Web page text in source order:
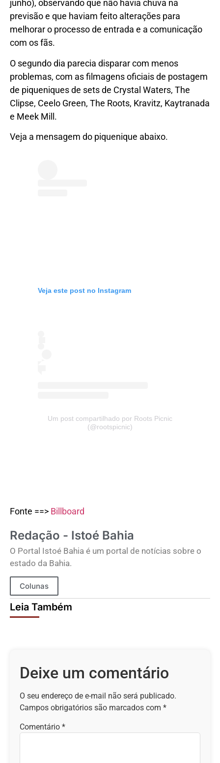
junho), observando que não havia chuva na
previsão e que haviam feito alterações para
melhorar o processo de entrada e a comunicação
com os fãs.
O segundo dia parecia disparar com menos
problemas, com as filmagens oficiais de postagem
de piqueniques de sets de Crystal Waters, The
Clipse, Ceelo Green, The Roots, Kravitz, Kaytranada
e Meek Mill.
Veja a mensagem do piquenique abaixo.
Veja este post no Instagram
Um post compartilhado por Roots Picnic
(@rootspicnic)
Fonte ==> Billboard
Redação - Istoé Bahia
O Portal Istoé Bahia é um portal de notícias sobre o
estado da Bahia.
Colunas
Leia Também
Deixe um comentário
O seu endereço de e-mail não será publicado.
Campos obrigatórios são marcados com *
Comentário *